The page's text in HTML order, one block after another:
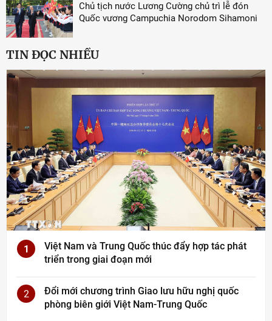
Chủ tịch nước Lương Cường chủ trì lễ đón
Quốc vương Campuchia Norodom Sihamoni
TIN ĐỌC NHIỀU
1
Việt Nam và Trung Quốc thúc đẩy hợp tác phát
triển trong giai đoạn mới
2
Đổi mới chương trình Giao lưu hữu nghị quốc
phòng biên giới Việt Nam-Trung Quốc